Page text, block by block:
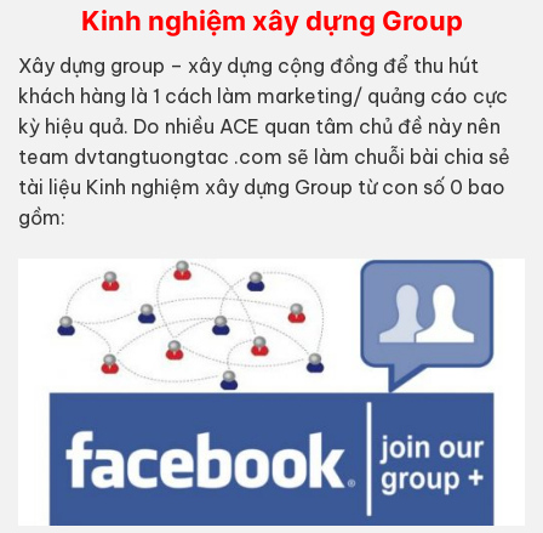
Kinh nghiệm xây dựng Group
Xây dựng group – xây dựng cộng đồng để thu hút
khách hàng là 1 cách làm marketing/ quảng cáo cực
kỳ hiệu quả. Do nhiều ACE quan tâm chủ đề này nên
team dvtangtuongtac .com sẽ làm chuỗi bài chia sẻ
tài liệu Kinh nghiệm xây dựng Group từ con số 0 bao
gồm: